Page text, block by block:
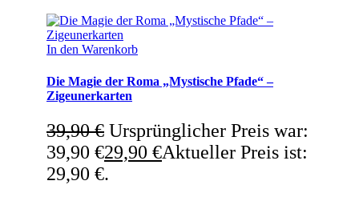
In den Warenkorb
Die Magie der Roma „Mystische Pfade“ –
Zigeunerkarten
39,90€ Ursprünglicher Preis war:
39,90 €29,90 €Aktueller Preis ist:
29,90 €.